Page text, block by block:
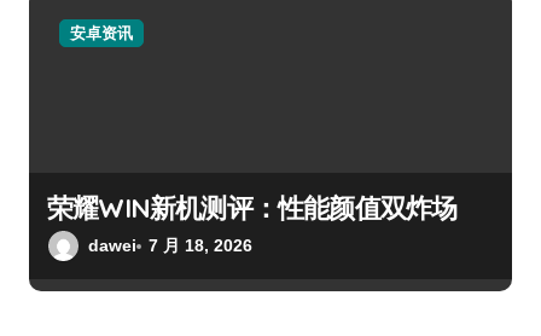
安卓资讯
荣耀WIN新机测评：性能颜值双炸场
dawei 7 月 18, 2026